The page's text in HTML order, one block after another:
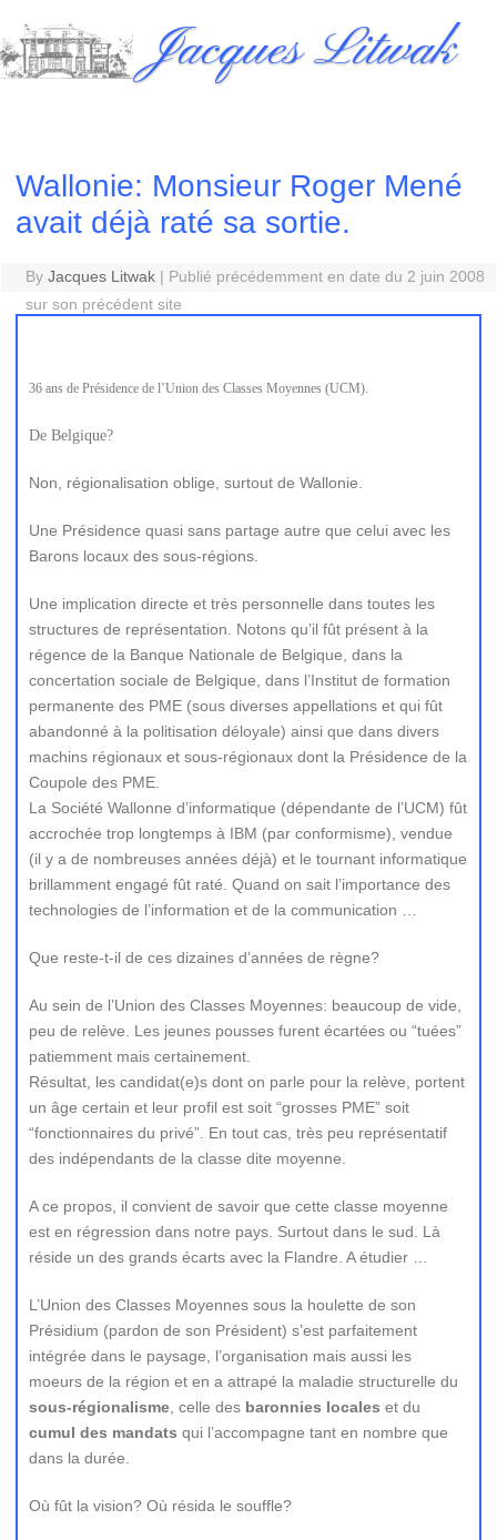
to
content
Jacques Litwak
Wallonie: Monsieur Roger Mené
avait déjà raté sa sortie.
By Jacques Litwak | Publié précédemment en date du 2 juin 2008
sur son précédent site
36 ans de Présidence de l’Union des Classes Moyennes (UCM).
De Belgique?
Non, régionalisation oblige, surtout de Wallonie.
Une Présidence quasi sans partage autre que celui avec les
Barons locaux des sous-régions.
Une implication directe et très personnelle dans toutes les
structures de représentation. Notons qu’il fût présent à la
régence de la Banque Nationale de Belgique, dans la
concertation sociale de Belgique, dans l’Institut de formation
permanente des PME (sous diverses appellations et qui fût
abandonné à la politisation déloyale) ainsi que dans divers
machins régionaux et sous-régionaux dont la Présidence de la
Coupole des PME.
La Société Wallonne d’informatique (dépendante de l’UCM) fût
accrochée trop longtemps à IBM (par conformisme), vendue
(il y a de nombreuses années déjà) et le tournant informatique
brillamment engagé fût raté. Quand on sait l’importance des
technologies de l’information et de la communication …
Que reste-t-il de ces dizaines d’années de règne?
Au sein de l’Union des Classes Moyennes: beaucoup de vide,
peu de relève. Les jeunes pousses furent écartées ou “tuées”
patiemment mais certainement.
Résultat, les candidat(e)s dont on parle pour la relève, portent
un âge certain et leur profil est soit “grosses PME” soit
“fonctionnaires du privé”. En tout cas, très peu représentatif
des indépendants de la classe dite moyenne.
A ce propos, il convient de savoir que cette classe moyenne
est en régression dans notre pays. Surtout dans le sud. Là
réside un des grands écarts avec la Flandre. A étudier …
L’Union des Classes Moyennes sous la houlette de son
Présidium (pardon de son Président) s’est parfaitement
intégrée dans le paysage, l’organisation mais aussi les
moeurs de la région et en a attrapé la maladie structurelle du
sous-régionalisme , celle des baronnies locales et du
cumul des mandats qui l’accompagne tant en nombre que
dans la durée.
Où fût la vision? Où résida le souffle?